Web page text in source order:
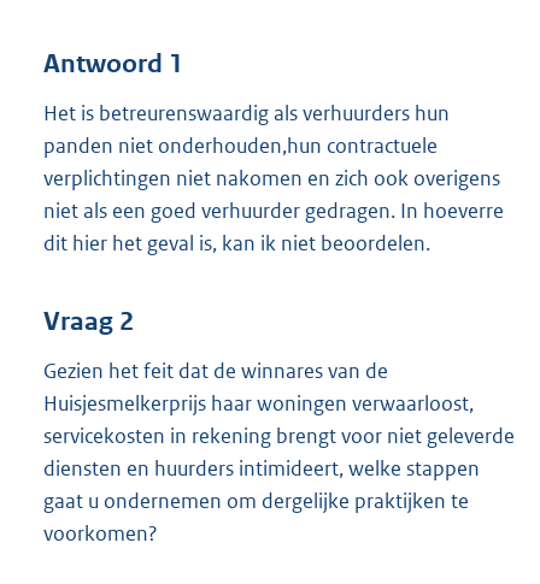
Antwoord 1
Het is betreurenswaardig als verhuurders hun
panden niet onderhouden,hun contractuele
verplichtingen niet nakomen en zich ook overigens
niet als een goed verhuurder gedragen. In hoeverre
dit hier het geval is, kan ik niet beoordelen.
Vraag 2
Gezien het feit dat de winnares van de
Huisjesmelkerprijs haar woningen verwaarloost,
servicekosten in rekening brengt voor niet geleverde
diensten en huurders intimideert, welke stappen
gaat u ondernemen om dergelijke praktijken te
voorkomen?